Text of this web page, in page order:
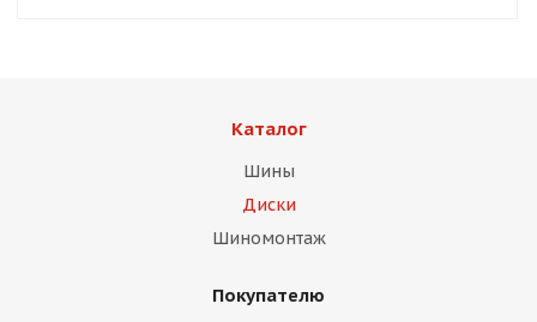
Каталог
Шины
Диски
Шиномонтаж
Покупателю